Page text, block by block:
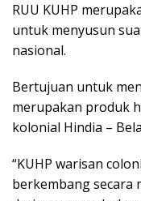
RUU KUHP
untuk menyusun
nasional.
Bertujuan untuk
merupakan produk
kolonial Hindia –
“KUHP warisan
berkembang secara